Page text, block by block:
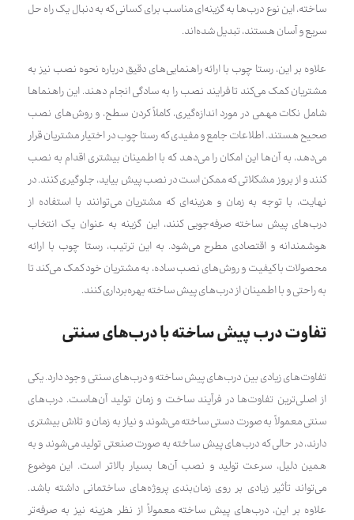
ساخته، این نوع درب‌ها به گزینه‌ای مناسب برای کسانی که به دنبال یک راه حل
سریع و آسان هستند، تبدیل شده‌اند.
علاوه بر این، رستا چوب با ارائه راهنمایی‌های دقیق درباره نحوه نصب نیز به
مشتریان کمک می‌کند تا فرایند نصب را به سادگی انجام دهند. این راهنماها
شامل نکات مهمی در مورد اندازه‌گیری، کاملاً کردن سطح، و روش‌های نصب
صحیح هستند. اطلاعات جامع و مفیدی که رستا چوب در اختیار مشتریان قرار
می‌دهد، به آن‌ها این امکان را می‌دهد که با اطمینان بیشتری اقدام به نصب
کنند و از بروز مشکلاتی که ممکن است در نصب پیش بیاید، جلوگیری کنند. در
نهایت، با توجه به زمان و هزینه‌ای که مشتریان می‌توانند با استفاده از
درب‌های پیش ساخته صرفه‌جویی کنند، این گزینه به عنوان یک انتخاب
هوشمندانه و اقتصادی مطرح می‌شود. به این ترتیب، رستا چوب با ارائه
محصولات با کیفیت و روش‌های نصب ساده، به مشتریان خود کمک می‌کند تا
به راحتی و با اطمینان از درب‌های پیش ساخته بهره‌برداری کنند.
تفاوت درب پیش ساخته با درب‌های سنتی
تفاوت‌های زیادی بین درب‌های پیش ساخته و درب‌های سنتی وجود دارد. یکی
از اصلی‌ترین تفاوت‌ها در فرآیند ساخت و زمان تولید آن‌هاست. درب‌های
سنتی معمولاً به صورت دستی ساخته می‌شوند و نیاز به زمان و تلاش بیشتری
دارند، در حالی که درب‌های پیش ساخته به صورت صنعتی تولید می‌شوند و به
همین دلیل، سرعت تولید و نصب آن‌ها بسیار بالاتر است. این موضوع
می‌تواند تأثیر زیادی بر روی زمان‌بندی پروژه‌های ساختمانی داشته باشد.
علاوه بر این، درب‌های پیش ساخته معمولاً از نظر هزینه نیز به صرفه‌تر